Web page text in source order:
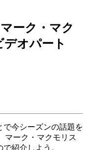
ーク・マク
オパート
で今シーズンの話題を
マーク・マクモリス
紹介しよう。